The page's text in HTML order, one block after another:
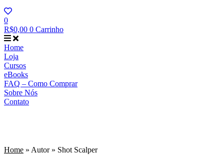
0
R$0,00 0 Carrinho
Home
Loja
Cursos
eBooks
FAQ – Como Comprar
Sobre Nós
Contato
Home » Autor» Shot Scalper